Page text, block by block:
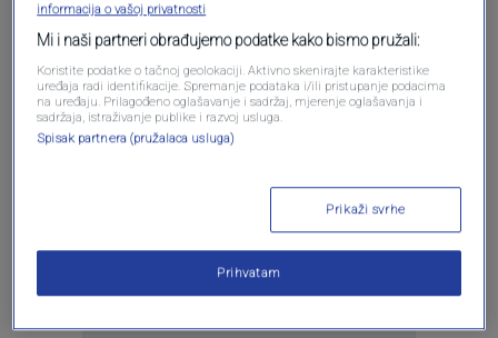
Oglas
informacija o vašoj privatnosti
Mi i naši partneri obrađujemo podatke kako bismo pružali:
Koristite podatke o tačnoj geolokaciji. Aktivno skenirajte karakteristike
uređaja radi identifikacije. Spremanje podataka i/ili pristupanje podacima
na uređaju. Prilagođeno oglašavanje i sadržaj, mjerenje oglašavanja i
sadržaja, istraživanje publike i razvoj usluga.
Spisak partnera (pružalaca usluga)
Prikaži svrhe
Prihvatam